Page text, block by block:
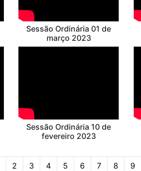
Sessão Ordinária 01 de
março 2023
Sessão Ordinária 10 de
fevereiro 2023
2 3 4 5 6 7 8 9